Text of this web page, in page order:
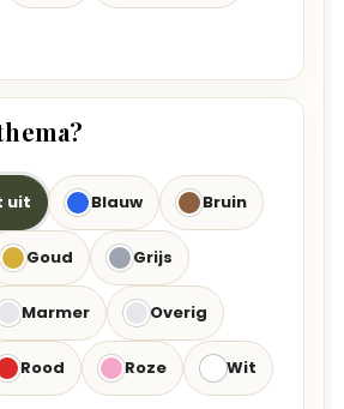
uit Blauw Bruin
Goud Grijs
Marmer Overig
Rood Roze Wit